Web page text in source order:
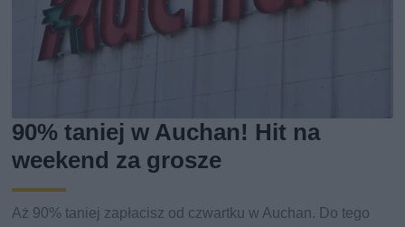
90% taniej w Auchan! Hit na
weekend za grosze
Aż 90% taniej zapłacisz od czwartku w Auchan. Do tego